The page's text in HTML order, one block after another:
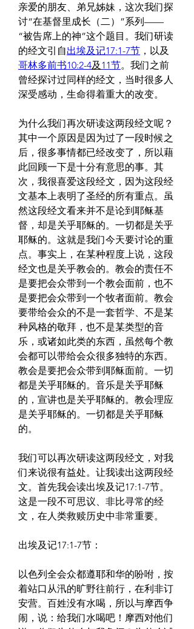
亲爱的朋友、弟兄姊妹，这次我们探
讨“在基督里成长（二）”系列——
“被告席上的神”这个题目。我们研读
的经文引自出埃及记17:1-7节 ，以及
哥林多前书10:2-4及 11节。我们之前
曾经探讨过同样的经文，当时很多人
深受感动，生命得着重大的改变。
为什么我们再次研读这两段经文呢？
其中一个原因是因为过了一段时候之
后，很多事情都已经改变了，所以藉
此回顾一下是十分有意思的事。其
次，我很喜爱这段经文，因为这段经
文基本上表明了圣经的所有重点。虽
然这段经文看来并不是论到耶稣基
督，却是关乎耶稣的。一切都是关乎
耶稣的。这就是我们今天要讨论的重
点。事实上，在某种程度上说，这段
经文也是关乎教会的。教会的责任不
是要把会众带到一个教会面前，也不
是要把会众带到一个牧者面前。教会
要带给会众的不是一套哲学、不是某
种风格的敬拜，也不是某类型的音
乐，或诸如此类的东西，虽然每个教
会都可以带给会众很多独特的东西。
教会是要把会众带到耶稣面前。一切
都是关乎耶稣的。音乐是关乎耶稣
的，宣讲也是关乎耶稣的。教会理应
是关乎耶稣的。一切都是关乎耶稣
的。
我们可以再次研读这两段经文，对我
们来说很有益处。让我读出这两段经
文。首先我会读出埃及记17:1-7节。
这是一段不可思议、非比寻常的经
文，在人类救赎历史中非常重要。
出埃及记17:1-7节：
以色列全会众都遵耶和华的吩咐，按
着站口从汛的旷野往前行，在利非订
安营。百姓没有水喝，所以与摩西争
闹，说：给我们水喝吧！摩西对他们